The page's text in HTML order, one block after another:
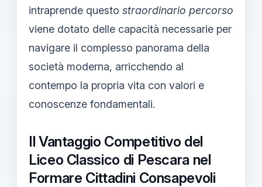
intraprende questo straordinario percorso
viene dotato delle capacità necessarie per
navigare il complesso panorama della
società moderna, arricchendo al
contempo la propria vita con valori e
conoscenze fondamentali.
Il Vantaggio Competitivo del
Liceo Classico di Pescara nel
Formare Cittadini Consapevoli